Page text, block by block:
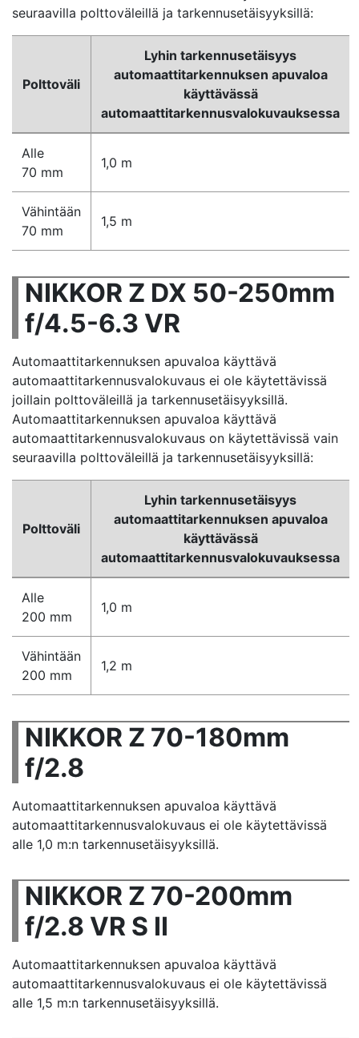
seuraavilla polttoväleillä ja tarkennusetäisyyksillä:
Polttoväli
Lyhin tarkennusetäisyys
automaattitarkennuksen apuvaloa
käyttävässä
automaattitarkennusvalokuvauksessa
Alle
70 mm
1,0 m
Vähintään
70 mm
1,5 m
NIKKOR Z DX 50-250mm
f/4.5-6.3 VR
Automaattitarkennuksen apuvaloa käyttävä
automaattitarkennusvalokuvaus ei ole käytettävissä
joillain polttoväleillä ja tarkennusetäisyyksillä.
Automaattitarkennuksen apuvaloa käyttävä
automaattitarkennusvalokuvaus on käytettävissä vain
seuraavilla polttoväleillä ja tarkennusetäisyyksillä:
Polttoväli
Lyhin tarkennusetäisyys
automaattitarkennuksen apuvaloa
käyttävässä
automaattitarkennusvalokuvauksessa
Alle
200 mm
1,0 m
Vähintään
200 mm
1,2 m
NIKKOR Z 70-180mm
f/2.8
Automaattitarkennuksen apuvaloa käyttävä
automaattitarkennusvalokuvaus ei ole käytettävissä
alle 1,0 m:n tarkennusetäisyyksillä.
NIKKOR Z 70-200mm
f/2.8 VR S II
Automaattitarkennuksen apuvaloa käyttävä
automaattitarkennusvalokuvaus ei ole käytettävissä
alle 1,5 m:n tarkennusetäisyyksillä.